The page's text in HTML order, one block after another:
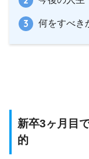
何をすべき
新卒3ヶ月目
的